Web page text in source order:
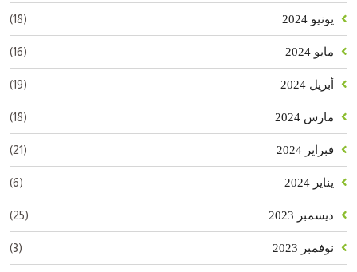
يونيو 2024 (18)
مايو 2024 (16)
أبريل 2024 (19)
مارس 2024 (18)
فبراير 2024 (21)
يناير 2024 (6)
ديسمبر 2023 (25)
نوفمبر 2023 (3)